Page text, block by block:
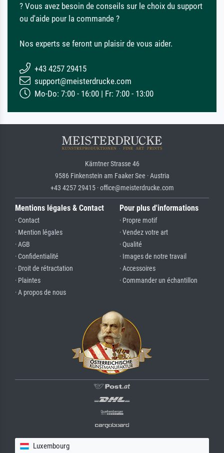
? Vous avez besoin de conseils sur le choix du support
ou d'aide pour la commande ?
Nos experts se feront un plaisir de vous aider.
+43 4257 29415
support@meisterdrucke.com
Mo-Do: 7:00 - 16:00 | Fr: 7:00 - 13:00
Kärntner Strasse 46
9586 Finkenstein am Faaker See · Austria
+43 4257 29415 · office@meisterdrucke.com
Mentions légales & Contact
· Contact
· Mention légales
· AGB
· Confidentialité
· Droit de rétractation
· Plaintes
· A propos de nous
Pour plus d'informations
· Propre motif
· Vendez votre art
· Qualité
· Images de notre travail
· Accessoires
· Commander un échantillon
Luxembourg